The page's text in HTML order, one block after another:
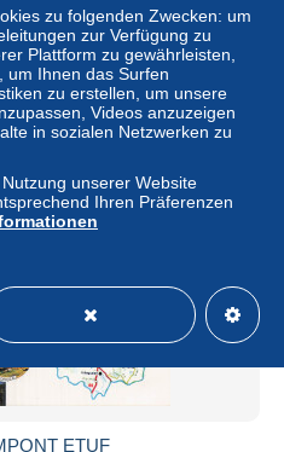
LA TOUR ST MARC
6,82 $
Gewerblicher Händler
ETUF
zu folgenden Zwecken: um
zur Verfügung zu
Plattform zu gewährleisten,
um Ihnen das Surfen
zu erstellen, um unsere
Videos anzuzeigen
in sozialen Netzwerken zu
unserer Website
Ihren Präferenzen